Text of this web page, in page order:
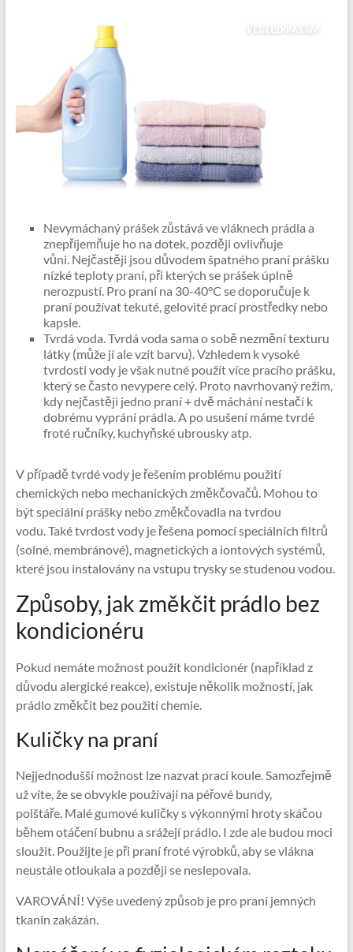
Nevymáchaný prášek zůstává ve vláknech prádla a
znepříjemňuje ho na dotek, později ovlivňuje
vůni. Nejčastěji jsou důvodem špatného praní prášku
nízké teploty praní, při kterých se prášek úplně
nerozpustí. Pro praní na 30-40°C se doporučuje k
praní používat tekuté, gelovité prací prostředky nebo
kapsle.
Tvrdá voda. Tvrdá voda sama o sobě nezmění texturu
látky (může jí ale vzít barvu). Vzhledem k vysoké
tvrdosti vody je však nutné použít více pracího prášku,
který se často nevypere celý. Proto navrhovaný režim,
kdy nejčastěji jedno praní + dvě máchání nestačí k
dobrému vyprání prádla. A po usušení máme tvrdé
froté ručníky, kuchyňské ubrousky atp.
V případě tvrdé vody je řešením problému použití
chemických nebo mechanických změkčovačů. Mohou to
být speciální prášky nebo změkčovadla na tvrdou
vodu. Také tvrdost vody je řešena pomocí speciálních filtrů
(solné, membránové), magnetických a iontových systémů,
které jsou instalovány na vstupu trysky se studenou vodou.
Způsoby, jak změkčit prádlo bez
kondicionéru
Pokud nemáte možnost použít kondicionér (například z
důvodu alergické reakce), existuje několik možností, jak
prádlo změkčit bez použití chemie.
Kuličky na praní
Nejjednodušší možnost lze nazvat prací koule. Samozřejmě
už víte, že se obvykle používají na péřové bundy,
polštáře. Malé gumové kuličky s výkonnými hroty skáčou
během otáčení bubnu a srážejí prádlo. I zde ale budou moci
sloužit. Použijte je při praní froté výrobků, aby se vlákna
neustále otloukala a později se neslepovala.
VAROVÁNÍ! Výše uvedený způsob je pro praní jemných
tkanin zakázán.